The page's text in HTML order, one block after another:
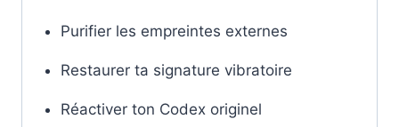
Purifier les empreintes externes
Restaurer ta signature vibratoire
Réactiver ton Codex originel